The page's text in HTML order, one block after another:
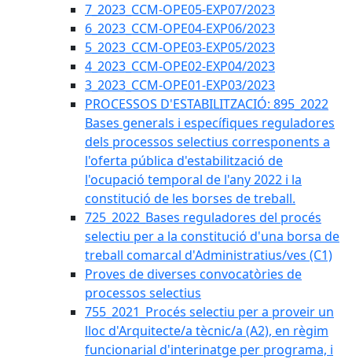
7_2023_CCM-OPE05-EXP07/2023
6_2023_CCM-OPE04-EXP06/2023
5_2023_CCM-OPE03-EXP05/2023
4_2023_CCM-OPE02-EXP04/2023
3_2023_CCM-OPE01-EXP03/2023
PROCESSOS D'ESTABILITZACIÓ: 895_2022
Bases generals i específiques reguladores
dels processos selectius corresponents a
l'oferta pública d'estabilització de
l'ocupació temporal de l'any 2022 i la
constitució de les borses de treball.
725_2022_Bases reguladores del procés
selectiu per a la constitució d'una borsa de
treball comarcal d'Administratius/ves (C1)
Proves de diverses convocatòries de
processos selectius
755_2021_Procés selectiu per a proveir un
lloc d'Arquitecte/a tècnic/a (A2), en règim
funcionarial d'interinatge per programa, i